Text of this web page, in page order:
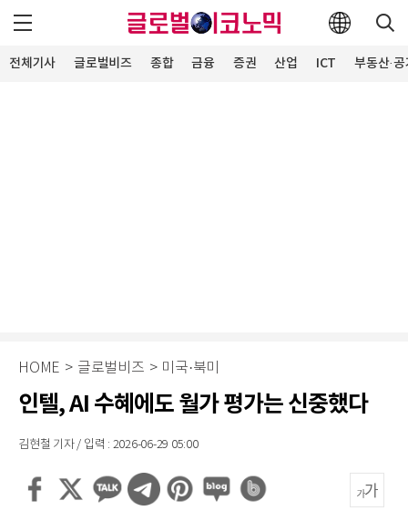
전체기사 글로벌비즈 종합 금융 증권 산업 ICT 부동산·
HOME > 글로벌비즈 > 미국·북미
인텔, AI 수혜에도 월가 평가는 신중했다
김현철 기자 / 입력 : 2026-06-29 05:00